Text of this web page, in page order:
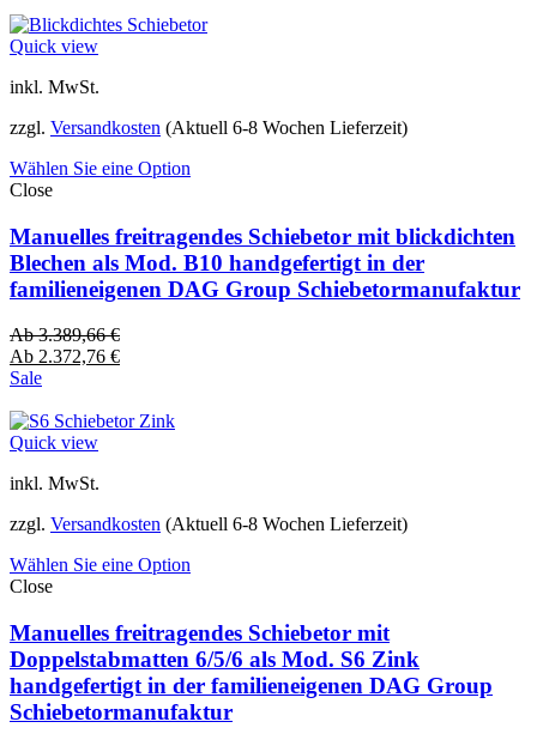
Quick view
inkl. MwSt.
zzgl. Versandkosten (Aktuell 6-8 Wochen Lieferzeit)
Wählen Sie eine Option
Close
Manuelles freitragendes Schiebetor mit blickdichten
Blechen als Mod. B10 handgefertigt in der
familieneigenen DAG Group Schiebetormanufaktur
Ab3.389,66€
Ab 2.372,76 €
Sale
Quick view
inkl. MwSt.
zzgl. Versandkosten (Aktuell 6-8 Wochen Lieferzeit)
Wählen Sie eine Option
Close
Manuelles freitragendes Schiebetor mit
Doppelstabmatten 6/5/6 als Mod. S6 Zink
handgefertigt in der familieneigenen DAG Group
Schiebetormanufaktur